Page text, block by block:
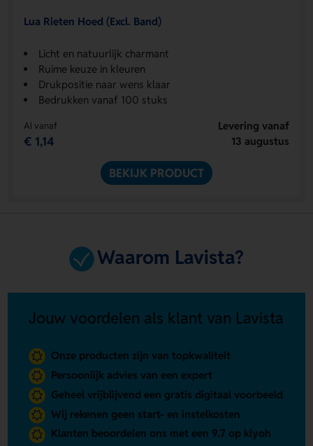
Lua Rieten Hoed (Excl. Band)
Licht en natuurlijk charmant
Ruime keuze in kleuren
Drukpositie naar wens klaar
Bedrukken vanaf 100 stuks
Al vanaf
€ 1,14
Levering vanaf
13 augustus
BEKIJK PRODUCT
Waarom Lavista?
Jouw voordelen als klant van Lavista
Onze producten zijn van topkwaliteit
Persoonlijk advies van een expert
Geheel vrijblijvend een gratis digitaal voorbeeld
Wij rekenen geen start- en instelkosten
Klanten beoordelen ons met een 9.7 op kiyoh